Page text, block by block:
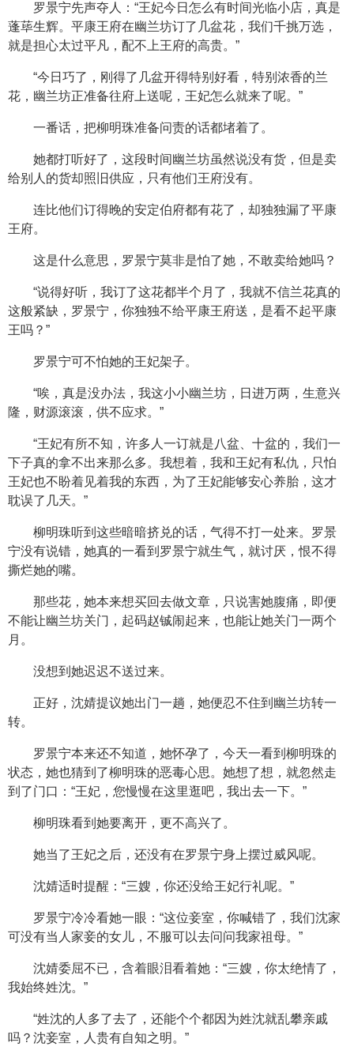
罗景宁先声夺人：“王妃今日怎么有时间光临小店，真是
蓬荜生辉。平康王府在幽兰坊订了几盆花，我们千挑万选，
就是担心太过平凡，配不上王府的高贵。”
“今日巧了，刚得了几盆开得特别好看，特别浓香的兰
花，幽兰坊正准备往府上送呢，王妃怎么就来了呢。”
一番话，把柳明珠准备问责的话都堵着了。
她都打听好了，这段时间幽兰坊虽然说没有货，但是卖
给别人的货却照旧供应，只有他们王府没有。
连比他们订得晚的安定伯府都有花了，却独独漏了平康
王府。
这是什么意思，罗景宁莫非是怕了她，不敢卖给她吗？
“说得好听，我订了这花都半个月了，我就不信兰花真的
这般紧缺，罗景宁，你独独不给平康王府送，是看不起平康
王吗？”
罗景宁可不怕她的王妃架子。
“唉，真是没办法，我这小小幽兰坊，日进万两，生意兴
隆，财源滚滚，供不应求。”
“王妃有所不知，许多人一订就是八盆、十盆的，我们一
下子真的拿不出来那么多。我想着，我和王妃有私仇，只怕
王妃也不盼着见着我的东西，为了王妃能够安心养胎，这才
耽误了几天。”
柳明珠听到这些暗暗挤兑的话，气得不打一处来。罗景
宁没有说错，她真的一看到罗景宁就生气，就讨厌，恨不得
撕烂她的嘴。
那些花，她本来想买回去做文章，只说害她腹痛，即便
不能让幽兰坊关门，起码赵铖闹起来，也能让她关门一两个
月。
没想到她迟迟不送过来。
正好，沈婧提议她出门一趟，她便忍不住到幽兰坊转一
转。
罗景宁本来还不知道，她怀孕了，今天一看到柳明珠的
状态，她也猜到了柳明珠的恶毒心思。她想了想，就忽然走
到了门口：“王妃，您慢慢在这里逛吧，我出去一下。”
柳明珠看到她要离开，更不高兴了。
她当了王妃之后，还没有在罗景宁身上摆过威风呢。
沈婧适时提醒：“三嫂，你还没给王妃行礼呢。”
罗景宁冷冷看她一眼：“这位妾室，你喊错了，我们沈家
可没有当人家妾的女儿，不服可以去问问我家祖母。”
沈婧委屈不已，含着眼泪看着她：“三嫂，你太绝情了，
我始终姓沈。”
“姓沈的人多了去了，还能个个都因为姓沈就乱攀亲戚
吗？沈妾室，人贵有自知之明。”